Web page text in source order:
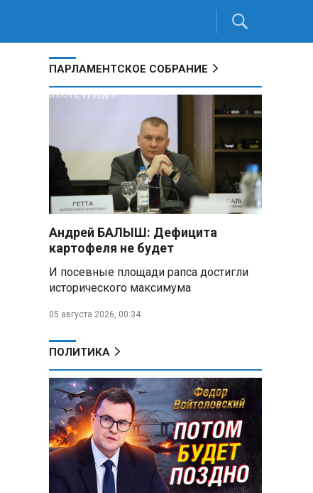
ПАРЛАМЕНТСКОЕ СОБРАНИЕ
Андрей БАЛЫШ: Дефицита
картофеля не будет
И посевные площади рапса достигли
исторического максимума
05 августа 2026, 00:34
ПОЛИТИКА